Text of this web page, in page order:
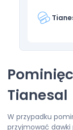
Tianesal
W przypadku
przyjmować dawki